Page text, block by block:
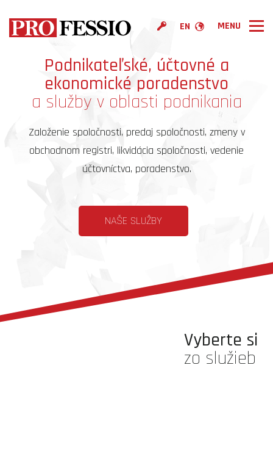
EN
PROFESSIO
Služby
Cenník
Povedali o nás
Kontakt
Podnikateľské, účtovné a
ekonomické poradenstvo
a služby v oblasti podnikania
Založenie spoločnosti, predaj spoločnosti, zmeny v
obchodnom registri, likvidácia spoločnosti, vedenie
účtovníctva, poradenstvo.
NAŠE SLUŽBY
Vyberte si
zo služieb